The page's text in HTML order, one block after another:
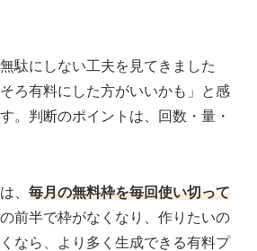
駄にしない工夫を見てきました
ろ有料にした方がいいかも」と感
。判断のポイントは、回数・量・
、毎月の無料枠を毎回使い切って
前半で枠がなくなり、作りたいの
なら、より多く生成できる有料プ